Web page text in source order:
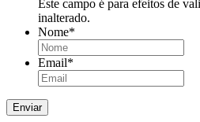
Este campo é para efeitos de
inalterado.
Nome*
Email*